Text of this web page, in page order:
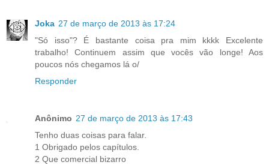
Joka 27 de março de 2013 às 17:24
"Só isso"? É bastante coisa pra mim kkkk Excelente
trabalho! Continuem assim que vocês vão longe! Aos
poucos nós chegamos lá o/
Responder
Anônimo 27 de março de 2013 às 17:43
Tenho duas coisas para falar.
1 Obrigado pelos capítulos.
2 Que comercial bizarro